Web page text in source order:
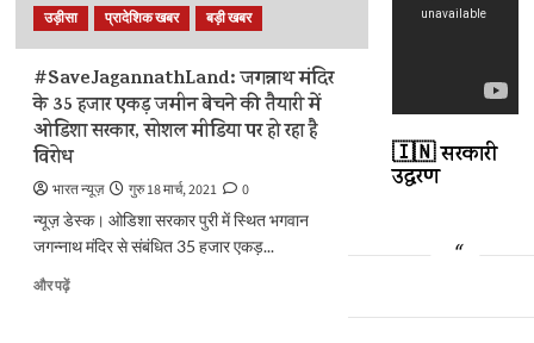
भी
मनाही
के
बारे
में
उड़ीसा प्रादेशिक खबर बड़ी खबर
#SaveJagannathLand: जगन्नाथ मंदिर
के 35 हजार एकड़ जमीन बेचने की तैयारी में
ओडिशा सरकार, सोशल मीडिया पर हो रहा है
विरोध
भारत न्यूज़ गुरु 18 मार्च, 2021
0
न्यूज़ डेस्क। ओडिशा सरकार पुरी में स्थित भगवान
जगन्नाथ मंदिर से संबंधित 35 हजार एकड़...
और पढ़ें#SaveJagannathLand:
🇮🇳 सरकारी
उद्धरण